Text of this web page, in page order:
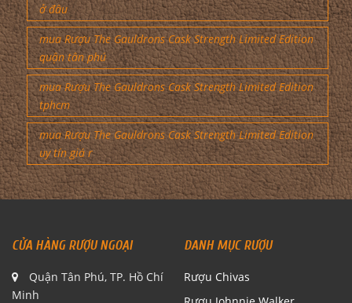
ở đâu
mua Rượu The Gauldrons Cask Strength Limited Edition
quận tân phú
mua Rượu The Gauldrons Cask Strength Limited Edition
tphcm
mua Rượu The Gauldrons Cask Strength Limited Edition
uy tín giá r
CỬA HÀNG RƯỢU NGOẠI
Quận Tân Phú, TP. Hồ Chí
Minh
DANH MỤC RƯỢU
Rượu Chivas